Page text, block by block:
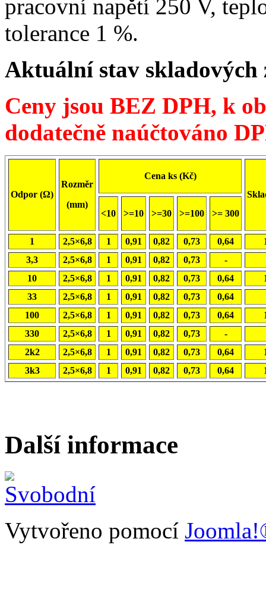
pracovní napětí 250 V,
tolerance 1 %.
Aktuální stav skladových
Ceny jsou BEZ DPH, k
dodatečně naúčtováno
Odpor (Ω)
Rozměr
(mm)
Cena ks (Kč)
<10
>=10 >=30 >=100 >= 300
1 2,5×6,8 1 0,91 0,82 0,73 0,64
3,3
2,5×6,8 1 0,91 0,82 0,73
-
10
2,5×6,8 1 0,91 0,82 0,73 0,64
33
2,5×6,8 1 0,91 0,82 0,73
0,64
100
2,5×6,8 1 0,91 0,82 0,73 0,64
330
2,5×6,8 1 0,91 0,82 0,73
-
2k2
2,5×6,8 1 0,91 0,82 0,73 0,64
3k3
2,5×6,8 1 0,91 0,82 0,73 0,64
Další informace
Vytvořeno pomocí